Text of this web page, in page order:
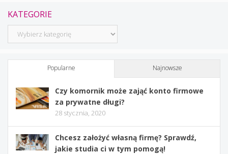
KATEGORIE
Kategorie
Popularne Najnowsze
Czy komornik może zająć konto firmowe
za prywatne długi?
28 stycznia, 2020
Chcesz założyć własną firmę? Sprawdź,
jakie studia ci w tym pomogą!